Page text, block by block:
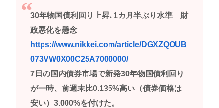
30年物国債利回り上昇､1カ月半ぶり水準 財
政悪化を懸念
https://www.nikkei.com/article/DGXZQOUB
073VW0X00C25A7000000/
7日の国内債券市場で新発30年物国債利回り
が一時、前週末比0.135%高い（債券価格は
安い）3.000%を付けた。